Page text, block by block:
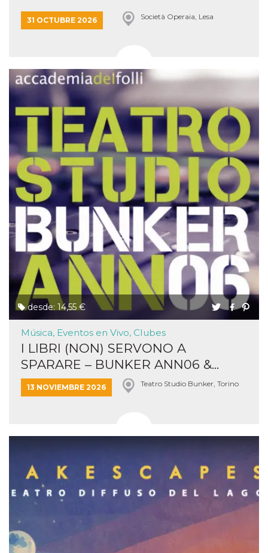
31 OCTUBRE 2026 Società Operaia, Lesa
desde: 14,55 €
Música, Eventos en Vivo, Clubes
I LIBRI (NON) SERVONO A
SPARARE – BUNKER ANN06 &...
13 NOVIEMBRE 2026 Teatro Studio Bunker, Torino